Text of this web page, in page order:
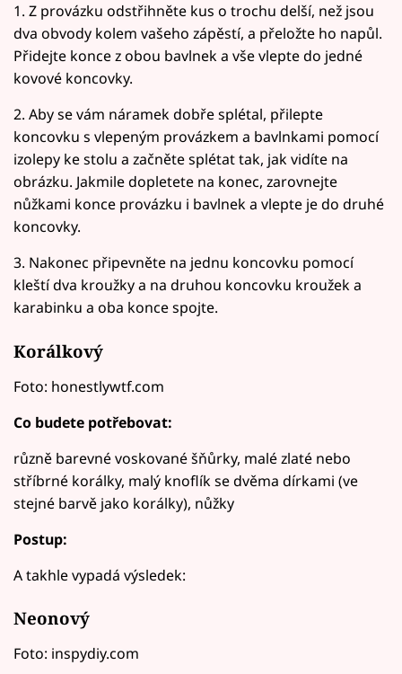
1. Z provázku odstřihněte kus o trochu delší, než jsou
dva obvody kolem vašeho zápěstí, a přeložte ho napůl.
Přidejte konce z obou bavlnek a vše vlepte do jedné
kovové koncovky.
2. Aby se vám náramek dobře splétal, přilepte
koncovku s vlepeným provázkem a bavlnkami pomocí
izolepy ke stolu a začněte splétat tak, jak vidíte na
obrázku. Jakmile dopletete na konec, zarovnejte
nůžkami konce provázku i bavlnek a vlepte je do druhé
koncovky.
3. Nakonec připevněte na jednu koncovku pomocí
kleští dva kroužky a na druhou koncovku kroužek a
karabinku a oba konce spojte.
Korálkový
Foto: honestlywtf.com
Co budete potřebovat:
různě barevné voskované šňůrky, malé zlaté nebo
stříbrné korálky, malý knoflík se dvěma dírkami (ve
stejné barvě jako korálky), nůžky
Postup:
A takhle vypadá výsledek:
Neonový
Foto: inspydiy.com